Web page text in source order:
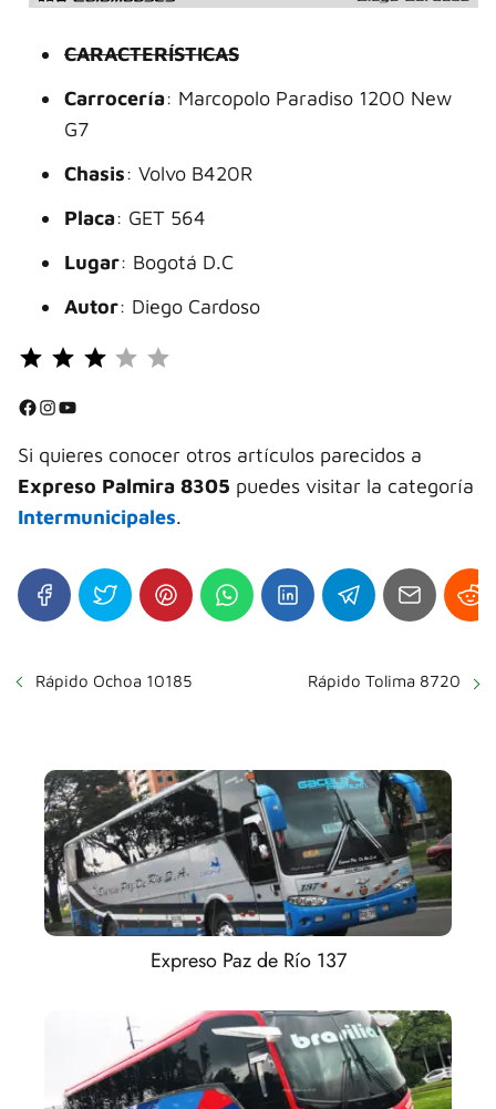
CARACTERÍSTICAS
Carrocería: Marcopolo Paradiso 1200 New
G7
Chasis: Volvo B420R
Placa: GET 564
Lugar: Bogotá D.C
Autor: Diego Cardoso
⭐
⭐
Facebook InstagramYouTube
Si quieres conocer otros artículos parecidos a
Expreso Palmira 8305 puedes visitar la categoría
Intermunicipales.
Rápido Ochoa 10185 Rápido Tolima 8720
Expreso Paz de Río 137